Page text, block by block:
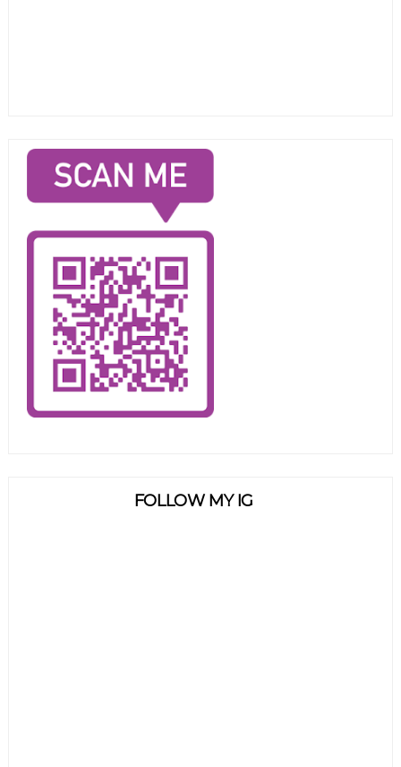
FOLLOW MY IG